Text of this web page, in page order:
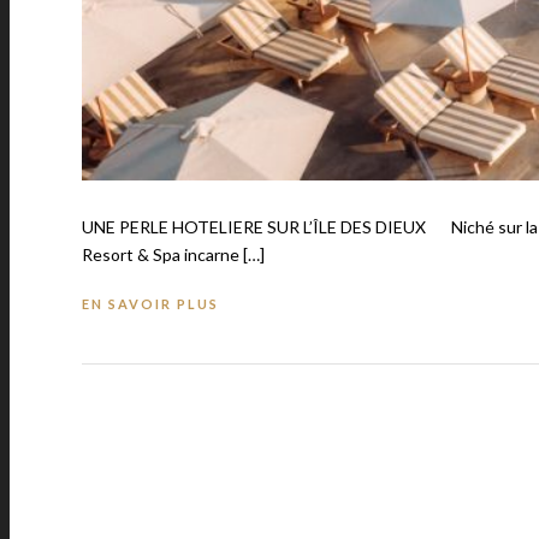
UNE PERLE HOTELIERE SUR L’ÎLE DES DIEUX Niché
Resort & Spa incarne […]
EN SAVOIR PLUS